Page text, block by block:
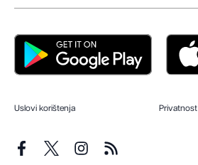
Uslovi korištenja Privatnost